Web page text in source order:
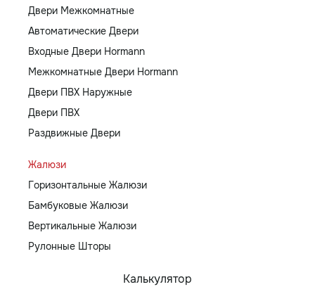
Двери Межкомнатные
Автоматические Двери
Входные Двери Hormann
Межкомнатные Двери Hormann
Двери ПВХ Наружные
Двери ПВХ
Раздвижные Двери
Жалюзи
Горизонтальные Жалюзи
Бамбуковые Жалюзи
Вертикальные Жалюзи
Рулонные Шторы
Калькулятор